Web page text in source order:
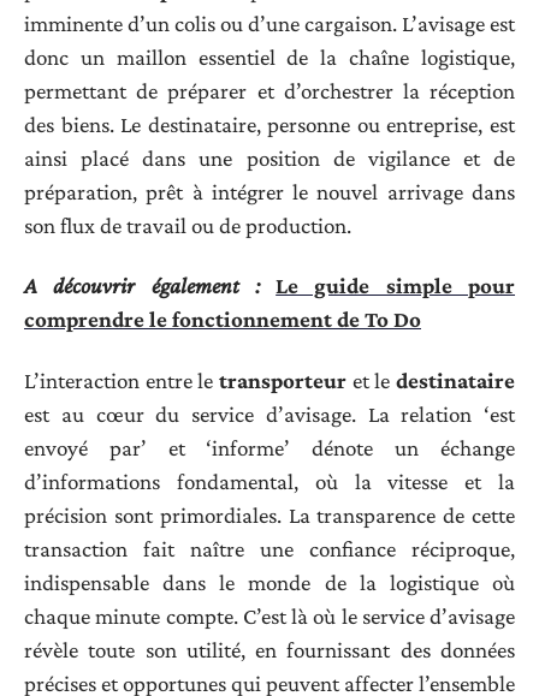
imminente d’un colis ou d’une cargaison. L’avisage est
donc un maillon essentiel de la chaîne logistique,
permettant de préparer et d’orchestrer la réception
des biens. Le destinataire, personne ou entreprise, est
ainsi placé dans une position de vigilance et de
préparation, prêt à intégrer le nouvel arrivage dans
son flux de travail ou de production.
A découvrir également :
Le guide simple pour
comprendre le fonctionnement de To Do
L’interaction entre le transporteur et le destinataire
est au cœur du service d’avisage. La relation ‘est
envoyé par’ et ‘informe’ dénote un échange
d’informations fondamental, où la vitesse et la
précision sont primordiales. La transparence de cette
transaction fait naître une confiance réciproque,
indispensable dans le monde de la logistique où
chaque minute compte. C’est là où le service d’avisage
révèle toute son utilité, en fournissant des données
précises et opportunes qui peuvent affecter l’ensemble